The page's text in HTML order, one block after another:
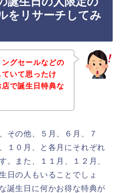
をリサーチしてみ
グセールなどの
いて思ったけ
で誕生日特典な
その他、５月、６月、７
１０月、と各月にそれぞれ
。また、１１月、１２月、
日の人もいることでしょ
誕生日に何かお得な特典が